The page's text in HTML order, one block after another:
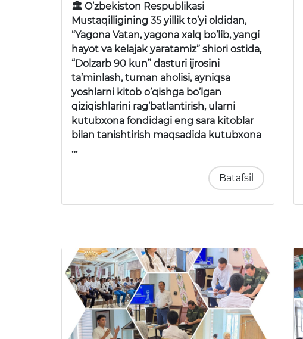
🏛 O’zbekiston Respublikasi
Mustaqilligining 35 yillik to’yi oldidan,
“Yagona Vatan, yagona xalq bo’lib, yangi
hayot va kelajak yaratamiz” shiori ostida,
“Dolzarb 90 kun” dasturi ijrosini
ta’minlash, tuman aholisi, ayniqsa
yoshlarni kitob o’qishga bo’lgan
qiziqishlarini rag’batlantirish, ularni
kutubxona fondidagi eng sara kitoblar
bilan tanishtirish maqsadida kutubxona
…
Batafsil